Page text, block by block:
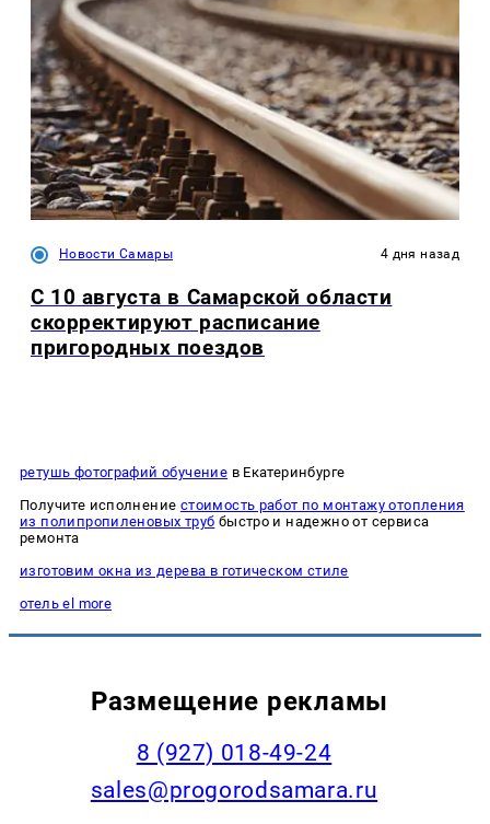
Новости Самары 4 дня назад
С 10 августа в Самарской области
скорректируют расписание
пригородных поездов
ретушь фотографий обучение в Екатеринбурге
Получите исполнение стоимость работ по монтажу отопления
из полипропиленовых труб быстро и надежно от сервиса
ремонта
изготовим окна из дерева в готическом стиле
отель el more
Размещение рекламы
8 (927) 018-49-24
sales@progorodsamara.ru